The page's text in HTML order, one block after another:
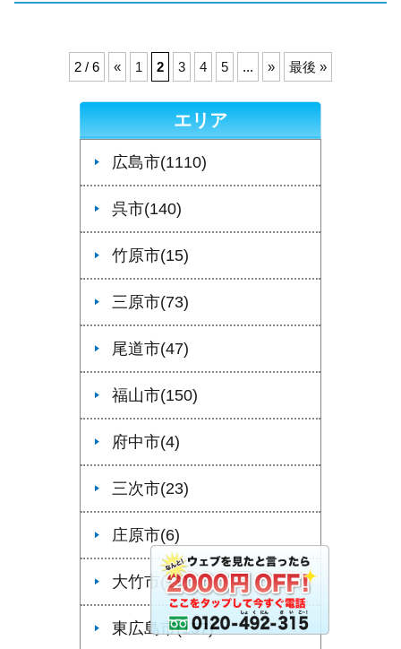
2 / 6 « 1 2 3 4 5 ... » 最後 »
エリア
広島市(1110)
呉市(140)
竹原市(15)
三原市(73)
尾道市(47)
福山市(150)
府中市(4)
三次市(23)
庄原市(6)
大竹市(13)
東広島市(157)